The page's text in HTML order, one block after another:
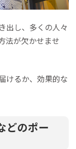
出し、多くの人々
法が欠かせませ
けるか、効果的な
どのポー